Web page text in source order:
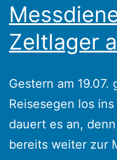
Zeltlager
Gestern am 19.07.
Reisesegen los
dauert es an,
bereits weiter zur